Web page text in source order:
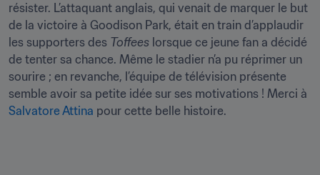
résister. L’attaquant anglais, qui venait de marquer le but
de la victoire à Goodison Park, était en train d’applaudir
les supporters des Toffees lorsque ce jeune fan a décidé
de tenter sa chance. Même le stadier n’a pu réprimer un
sourire ; en revanche, l’équipe de télévision présente
Salvatore Attina pour cette belle histoire.